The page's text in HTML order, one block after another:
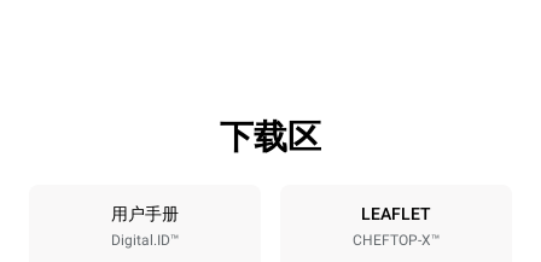
烤盘规格
6 GN 1/1
烤盘间距
下载区
用户手册
Digital.ID™
LEAFLET
CHEFTOP-X™